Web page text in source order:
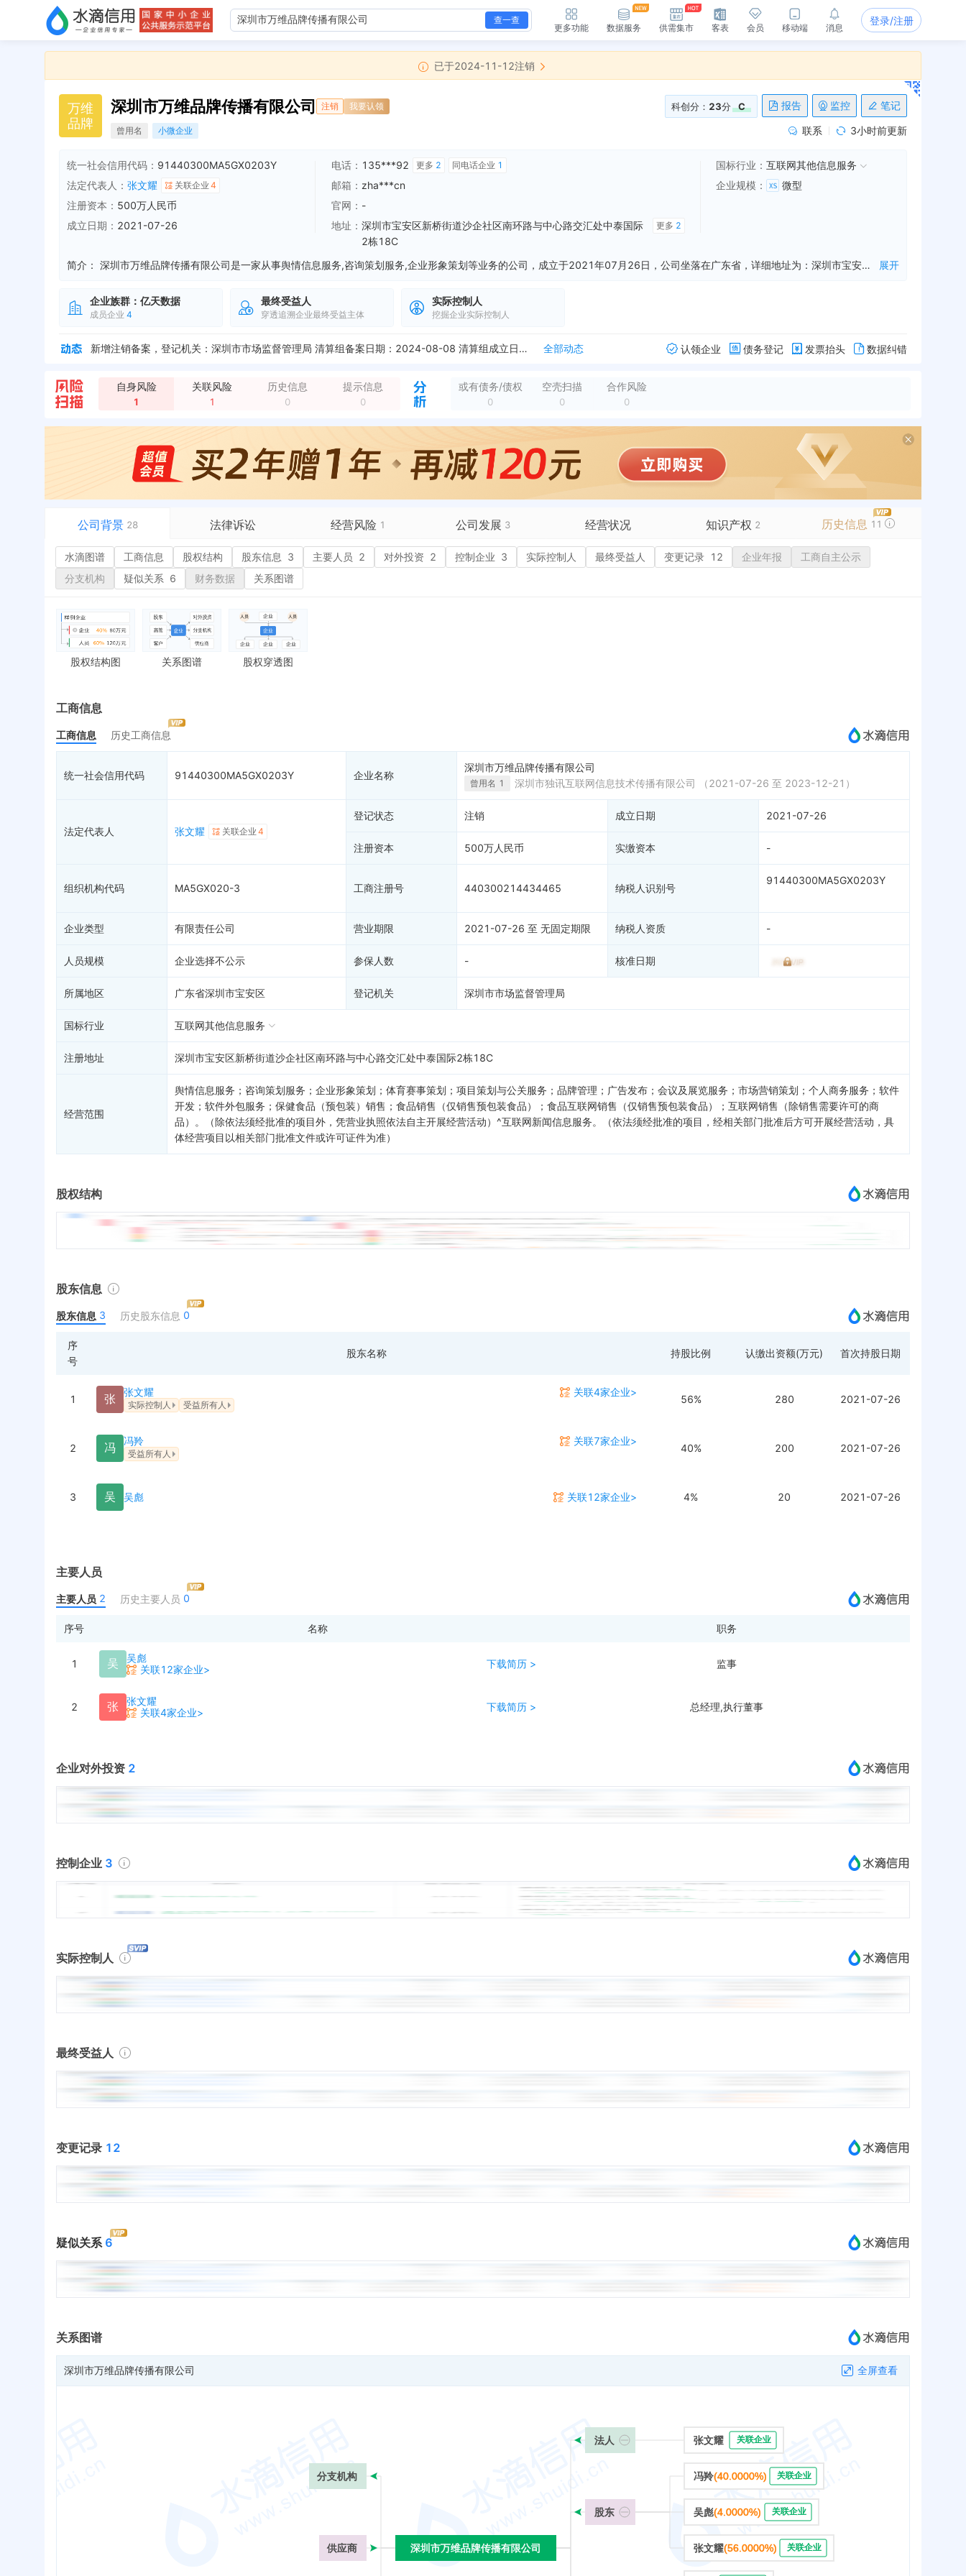
查一查
更多功能 数据服务 供需集市 客表 会员 移动端 消息
登录/注册
已于2024-11-12注销
万维
品牌
深圳市万维品牌传播有限公司 注销 我要认领 科创分： 23分 C 报告 监控 笔记
曾用名 小微企业 联系 3小时前更新
统一社会信用代码： 91440300MA5GX0203Y
法定代表人： 张文耀 关联企业 4
注册资本： 500万人民币
成立日期： 2021-07-26
电话： 135***92 更多 2 同电话企业 1
邮箱： zha***cn
官网： -
地址： 深圳市宝安区新桥街道沙企社区南环路与中心路交汇处中泰国际
2栋18C
更多 2
国标行业： 互联网其他信息服务
企业规模 ： 微型
简介： 深圳市万维品牌传播有限公司是一家从事舆情信息服务,咨询策划服务,企业形象策划等业务的公司，成立于2021年07月26日，公司坐落在广东省，详细地址为：深圳市宝安区新桥街道沙企社区南环路与中心路交汇处中泰国际2栋18C;经国家企业信用信息公示系统查询得知，深圳市万维品牌传播有限公司的信用代码/税号为91440300MA5GX0203Y，法人是张文耀，注册资本为500.000000万人民币，企业的经营范围为:舆情信息服务；咨询策划服务；企业形象策划；体育赛事策划；项目策划与公关服务；品牌管理；广告发布；会议及展览服务；市场营销策划；个人商务服务；软件开发；软件外包服务；保健食品（预包装）销售；食品销售（仅销售预包装食品）；食品互联网销售（仅销售预包装食品）；互联网销售（除销售需要许可的商品）。（除依法须经批准的项目外，凭营业执照依法自主开展经营活动）^互联网新闻信息服务。（依法须经批准的项目，经相关部门批准后方可开展经营活动，具体经营项目以相关部门批准文件或许可证件为准） 展开
企业族群： 亿天数据
成员企业 4
最终受益人
穿透追溯企业最终受益主体
实际控制人
挖掘企业实际控制人
新增注销备案，登记机关：深圳市市场监督管理局 清算组备案日期：2024-08-08 清算组成立日期：2024-08-07 注销原因：决议解散
全部动态
新增行政许可，许可名称：商事变更登记（备案） 许可机关：深圳市市场监督管理局 许可内容：主体类型:有限责任公司;住所:深圳市龙华区民治街道大岭社区龙光玖钻...
全部动态
全部动态
企业名称变更，变更前：深圳市独讯互联网信息技术传播有限公司 变更后：深圳市万维品牌传播有限公司
全部动态
经营范围变更，变更前：电影放映经营许可证(),出版物经营许可证(),外商投资经营电信业务审定意见书(),音像制品制作许可证(),广播电视视频点播业务许可证...
全部动态
经营范围变更，变更前：互联网数据服务；互联网安全服务；网络技术服务；软件外包服务；网络与信息安全软件开发；人工智能理论与算法软件开发；软件开发；大数据服务...
全部动态
认领企业 债务登记 发票抬头 数据纠错
自身风险
1
关联风险
1
历史信息
0
提示信息
0
或有债务/债权
0
空壳扫描
0
合作风险
0
公司背景 28 法律诉讼 经营风险 1 公司发展 3 经营状况 知识产权 2 历史信息 11
水滴图谱
工商信息
股东信息
主要人员 2
对外投资
控制企业 3
最终受益人
企业年报
分支机构
关系图谱
司法案件
立案信息
法院公告
裁判文书
送达公告
被执行人
终本案件
司法协助
破产重整
或有债务债权
1
清算信息
融资历史
招投标
信用评价
进出口信用
债券信息
商标信息
成为vip查看
水滴图谱 工商信息 股权结构 股东信息 3 主要人员 2 对外投资 2 控制企业 3 实际控制人 最终受益人 变更记录 12 企业年报
工商自主公示
分支机构
疑似关系 6 财务数据 关系图谱
股权结构图 关系图谱 股权穿透图
工商信息
工商信息 历史工商信息
统一社会信用代码 91440300MA5GX0203Y 企业名称
深圳市万维品牌传播有限公司
曾用名 1 深圳市独讯互联网信息技术传播有限公司 （2021-07-26 至 2023-12-21）
法定代表人 张文耀 关联企业 4
登记状态 注销 成立日期 2021-07-26
注册资本 500万人民币 实缴资本 -
组织机构代码 MA5GX020-3 工商注册号 440300214434465 纳税人识别号
91440300MA5GX0203Y
企业类型 有限责任公司 营业期限 2021-07-26 至 无固定期限 纳税人资质 -
人员规模 企业选择不公示 参保人数 - 核准日期
所属地区 广东省深圳市宝安区 登记机关 深圳市市场监督管理局
国标行业 互联网其他信息服务
注册地址 深圳市宝安区新桥街道沙企社区南环路与中心路交汇处中泰国际2栋18C
经营范围
舆情信息服务；咨询策划服务；企业形象策划；体育赛事策划；项目策划与公关服务；品牌管理；广告发布；会议及展览服务；市场营销策划；个人商务服务；软件
开发；软件外包服务；保健食品（预包装）销售；食品销售（仅销售预包装食品）；食品互联网销售（仅销售预包装食品）；互联网销售（除销售需要许可的商
品）。（除依法须经批准的项目外，凭营业执照依法自主开展经营活动）^互联网新闻信息服务。（依法须经批准的项目，经相关部门批准后方可开展经营活动，具
体经营项目以相关部门批准文件或许可证件为准）
股权结构
股东信息
股东信息 3 历史股东信息 0
序
号
股东名称 持股比例 认缴出资额(万元) 首次持股日期
1 张
张文耀 关联4家企业>
实际控制人 受益所有人 56% 280 2021-07-26
2 冯
冯羚 关联7家企业>
受益所有人 40% 200 2021-07-26
3 吴 吴彪 关联12家企业> 4% 20 2021-07-26
主要人员
主要人员 2 历史主要人员 0
序号 名称 职务
1 吴
吴彪
关联12家企业>
下载简历 > 监事
2 张
张文耀
关联4家企业>
下载简历 > 总经理,执行董事
企业对外投资 2
控制企业 3
实际控制人
最终受益人
变更记录 12
疑似关系 6
关系图谱
深圳市万维品牌传播有限公司 全屏查看
深圳市万维品牌传播有限公司
分支机构
供应商 深圳市万维品牌传播有限公司
法人
股东
张文耀 关联企业
冯羚(40.0000%) 关联企业
吴彪(4.0000%) 关联企业
张文耀(56.0000%) 关联企业